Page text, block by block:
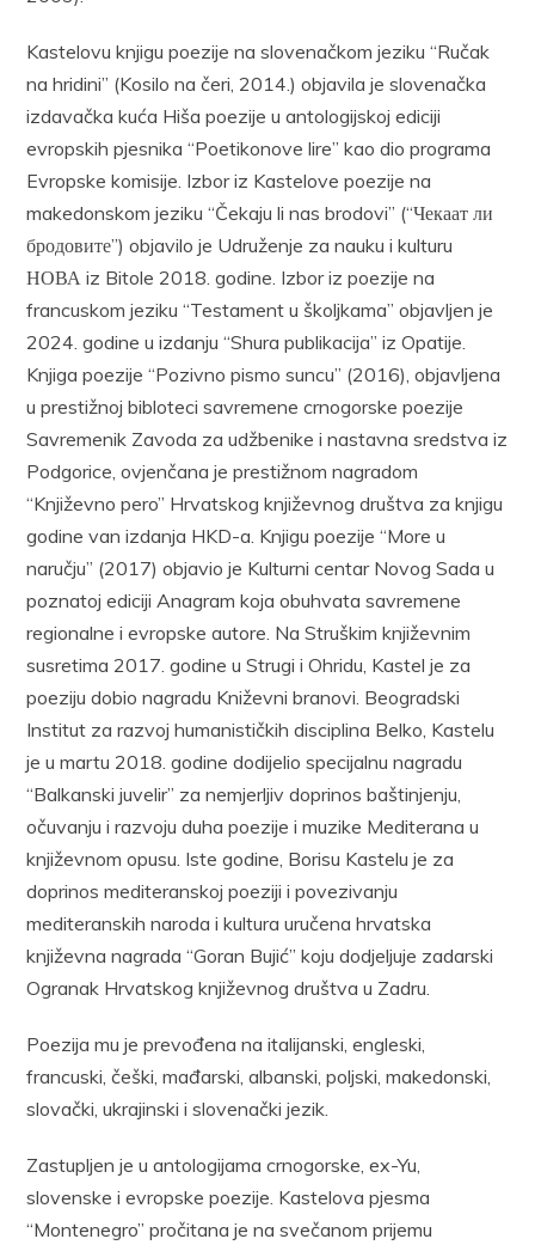
Kastelovu knjigu poezije na slovenačkom jeziku “Ručak
na hridini” (Kosilo na čeri, 2014.) objavila je slovenačka
izdavačka kuća Hiša poezije u antologijskoj ediciji
evropskih pjesnika “Poetikonove lire” kao dio programa
Evropske komisije. Izbor iz Kastelove poezije na
makedonskom jeziku “Čekaju li nas brodovi” (“Чекаат ли
бродовите”) objavilo je Udruženje za nauku i kulturu
НОВА iz Bitole 2018. godine. Izbor iz poezije na
francuskom jeziku “Testament u školjkama” objavljen je
2024. godine u izdanju “Shura publikacija” iz Opatije.
Knjiga poezije “Pozivno pismo suncu” (2016), objavljena
u prestižnoj bibloteci savremene crnogorske poezije
Savremenik Zavoda za udžbenike i nastavna sredstva iz
Podgorice, ovjenčana je prestižnom nagradom
“Književno pero” Hrvatskog književnog društva za knjigu
godine van izdanja HKD-a. Knjigu poezije “More u
naručju” (2017) objavio je Kulturni centar Novog Sada u
poznatoj ediciji Anagram koja obuhvata savremene
regionalne i evropske autore. Na Struškim književnim
susretima 2017. godine u Strugi i Ohridu, Kastel je za
poeziju dobio nagradu Kniževni branovi. Beogradski
Institut za razvoj humanističkih disciplina Belko, Kastelu
je u martu 2018. godine dodijelio specijalnu nagradu
“Balkanski juvelir” za nemjerljiv doprinos baštinjenju,
očuvanju i razvoju duha poezije i muzike Mediterana u
književnom opusu. Iste godine, Borisu Kastelu je za
doprinos mediteranskoj poeziji i povezivanju
mediteranskih naroda i kultura uručena hrvatska
književna nagrada “Goran Bujić” koju dodjeljuje zadarski
Ogranak Hrvatskog književnog društva u Zadru.
Poezija mu je prevođena na italijanski, engleski,
francuski, češki, mađarski, albanski, poljski, makedonski,
slovački, ukrajinski i slovenački jezik.
Zastupljen je u antologijama crnogorske, ex-Yu,
slovenske i evropske poezije. Kastelova pjesma
“Montenegro” pročitana je na svečanom prijemu